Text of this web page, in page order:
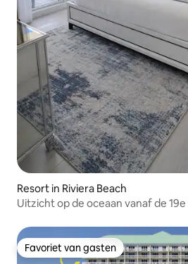
Resort in Riviera Beach
Uitzicht op de oceaan vanaf de
Favoriet van gasten
Favoriet van gasten